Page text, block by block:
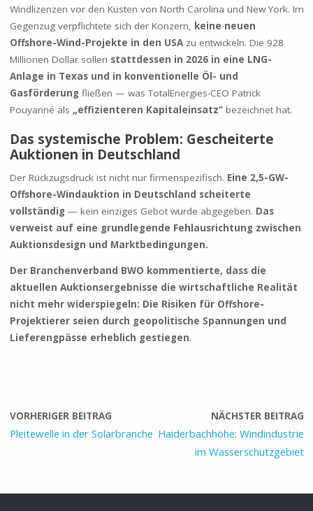
Windlizenzen vor den Küsten von North Carolina und New York. Im
Gegenzug verpflichtete sich der Konzern, keine neuen
Offshore-Wind-Projekte in den USAzu entwickeln. Die 928
Millionen Dollar sollen stattdessen in 2026 in eine LNG-
Anlage in Texas und in konventionelle Öl- und
Gasförderung fließen — was TotalEnergies-CEO Patrick
Pouyanné als „effizienteren Kapitaleinsatz“bezeichnet hat.
Das systemische Problem: Gescheiterte
Auktionen in Deutschland
Der Rückzugsdruck ist nicht nur firmenspezifisch. Eine 2,5-GW-
Offshore-Windauktion in Deutschland scheiterte
vollständig — kein einziges Gebot wurde abgegeben. Das
verweist auf eine grundlegende Fehlausrichtung zwischen
Auktionsdesign und Marktbedingungen.
Der Branchenverband BWO kommentierte, dass die
aktuellen Auktionsergebnisse die wirtschaftliche Realität
nicht mehr widerspiegeln: Die Risiken für Offshore-
Projektierer seien durch geopolitische Spannungen und
Lieferengpässe erheblich gestiegen.
VORHERIGER BEITRAG
Pleitewelle in der Solarbranche
NÄCHSTER BEITRAG
Haiderbachhöhe: Windindustrie
im Wasserschutzgebiet